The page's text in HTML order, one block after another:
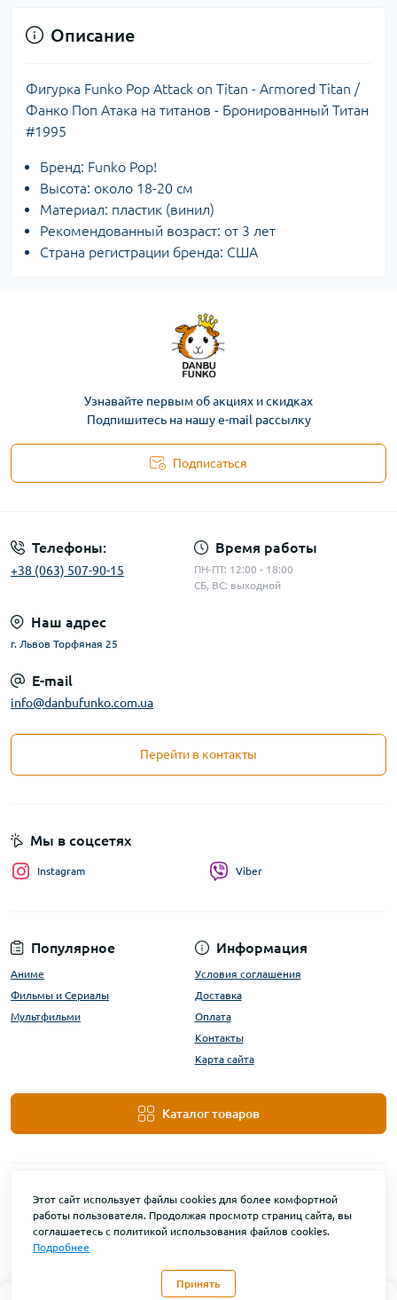
Описание
Фигурка Funko Pop Attack on Titan - Armored Titan /
Фанко Поп Атака на титанов - Бронированный Титан
#1995
Бренд: Funko Pop!
Высота: около 18-20 см
Материал: пластик (винил)
Рекомендованный возраст: от 3 лет
Страна регистрации бренда: США
Узнавайте первым об акциях и скидках
Подпишитесь на нашу e-mail рассылку
Подписаться
Телефоны:
+38 (063) 507-90-15
Время работы
ПН-ПТ: 12:00 - 18:00
СБ, ВС: выходной
Наш адрес
г. Львов Торфяная 25
E-mail
info@danbufunko.com.ua
Перейти в контакты
Популярное
Аниме
Фильмы и Сериалы
Мультфильми
Информация
Условия соглашения
Доставка
Оплата
Контакты
Карта сайта
Каталог товаров
Мы в соцсетях
Instagram Viber
Этот сайт использует файлы cookies для более комфортной
работы пользователя. Продолжая просмотр страниц сайта, вы
соглашаетесь с политикой использования файлов cookies.
Подробнее
Принять